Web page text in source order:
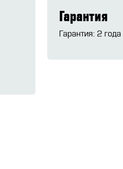
Гарантия
Гарантия: 2 года